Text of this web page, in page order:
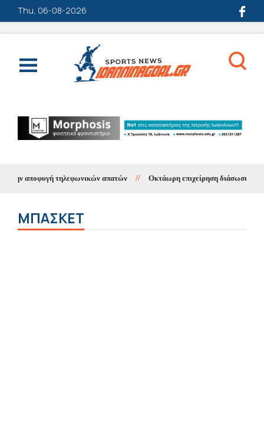
Thu, 06-08-2026
τηλεφωνικών απατών // Οκτάωρη επιχείρηση διάσωσης τραυματισμένης
ΜΠΆΣΚΕΤ